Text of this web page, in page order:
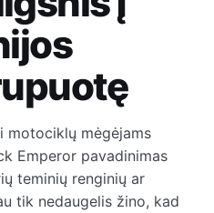
motociklų mėgėjams
Emperor pavadinimas
teminių renginių ar
tik nedaugelis žino, kad